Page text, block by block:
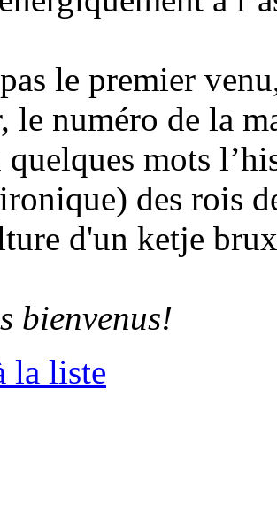
le premier
le numéro de la
mots
des rois
d'un ketje
bienvenus!
la liste